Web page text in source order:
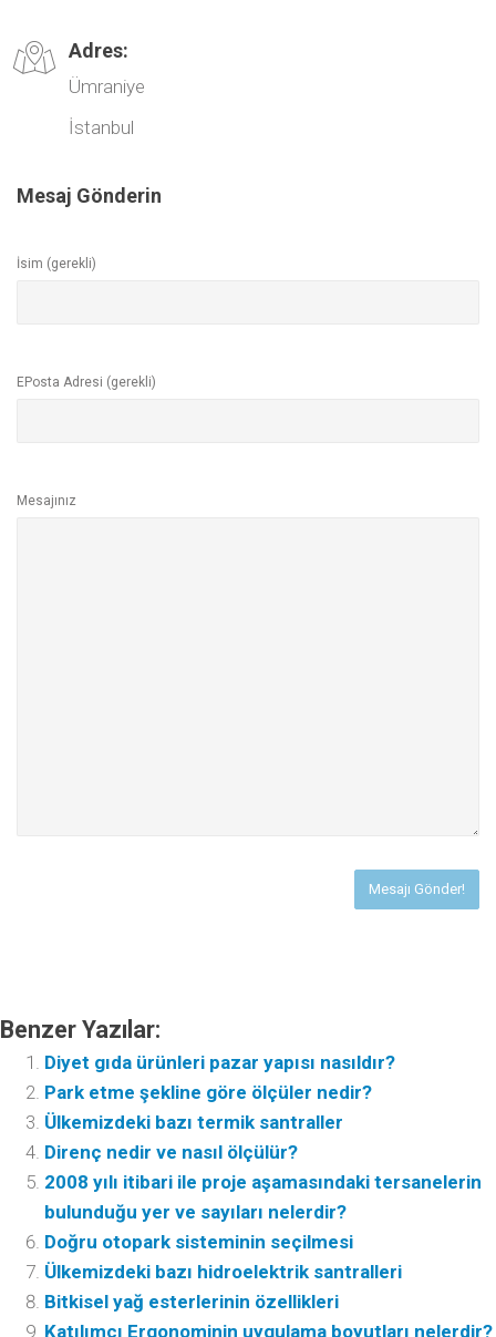
Adres:
Ümraniye
İstanbul
Mesaj Gönderin
İsim (gerekli)
EPosta Adresi (gerekli)
Mesajınız
Benzer Yazılar:
Diyet gıda ürünleri pazar yapısı nasıldır?
Park etme şekline göre ölçüler nedir?
Ülkemizdeki bazı termik santraller
Direnç nedir ve nasıl ölçülür?
2008 yılı itibari ile proje aşamasındaki tersanelerin
bulunduğu yer ve sayıları nelerdir?
Doğru otopark sisteminin seçilmesi
Ülkemizdeki bazı hidroelektrik santralleri
Bitkisel yağ esterlerinin özellikleri
Katılımcı Ergonominin uygulama boyutları nelerdir?